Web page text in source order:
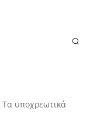
Τα υποχρεωτικά